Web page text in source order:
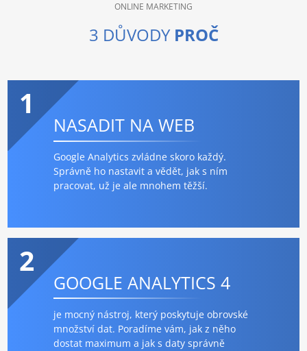
ONLINE MARKETING
3 DŮVODY PROČ
1
NASADIT NA WEB
Google Analytics zvládne skoro každý.
Správně ho nastavit a vědět, jak s ním
pracovat, už je ale mnohem těžší.
2
GOOGLE ANALYTICS 4
je mocný nástroj, který poskytuje obrovské
množství dat. Poradíme vám, jak z něho
dostat maximum a jak s daty správně